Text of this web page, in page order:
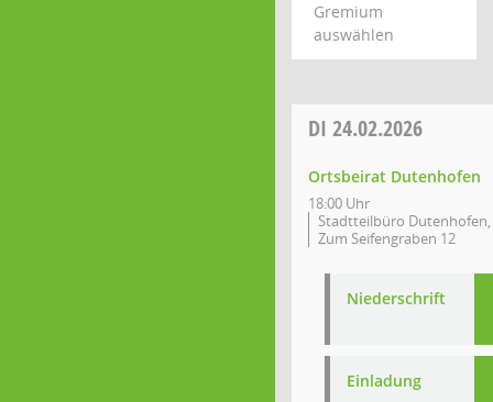
Gremium
auswählen
DI 24.02.2026
Ortsbeirat Dutenhofen
18:00 Uhr
Stadtteilbüro Dutenhofen,
Zum Seifengraben 12
Niederschrift
Einladung